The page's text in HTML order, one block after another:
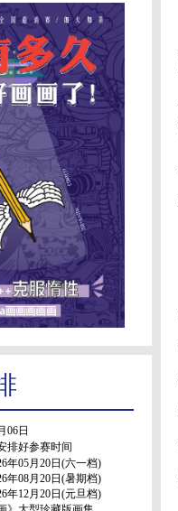
06日
排好参赛时间
年05月20日(六一档)
年08月20日(暑期档)
年12月20日(元旦档)